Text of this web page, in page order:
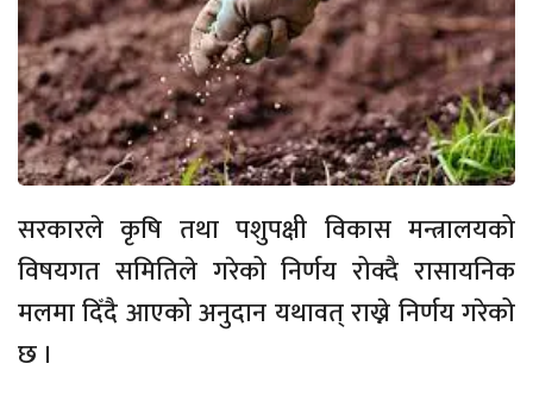
सरकारले कृषि तथा पशुपक्षी विकास मन्त्रालयको
विषयगत समितिले गरेको निर्णय रोक्दै रासायनिक
मलमा दिँदै आएको अनुदान यथावत् राख्ने निर्णय गरेको
छ ।